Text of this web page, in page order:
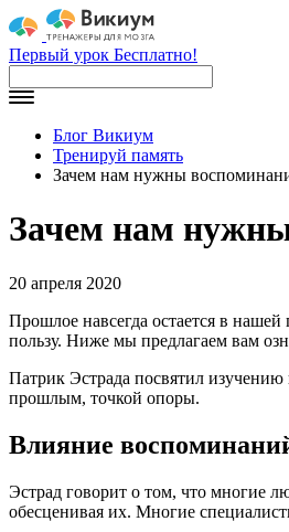
Первый урок Бесплатно!
Блог Викиум
Тренируй память
Зачем нам нужны
Зачем нам
20 апреля 2020
Прошлое навсегда остается в
пользу. Ниже мы предлагаем вам
Патрик Эстрада посвятил изучению
прошлым, точкой опоры.
Влияние
Эстрад говорит о том, что многие
обесценивая их. Многие